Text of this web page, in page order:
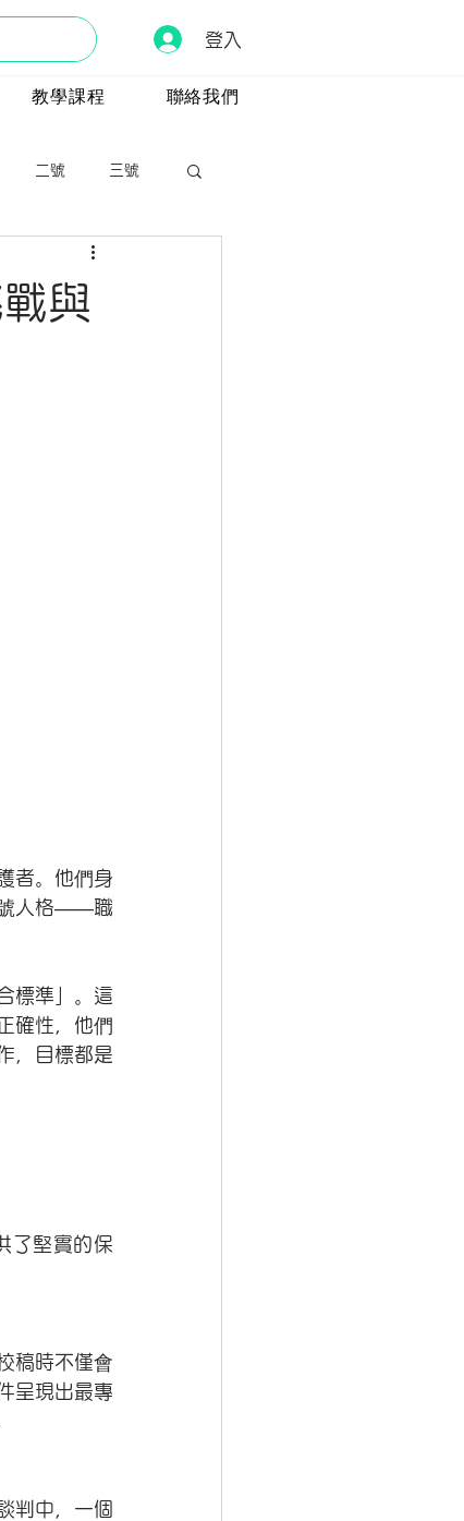
登入
教學課程 聯絡我們
二號 三號
與
者。他們身
號人格——職
標準」。這
確性，他們
，目標都是
了堅實的保
稿時不僅會
呈現出最專
判中，一個